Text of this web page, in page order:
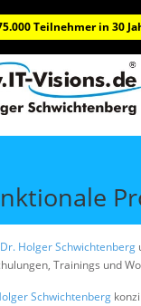
Teilnehmer in 30
Dr. Holger Schwichtenberg
Trainings und
Schwichtenberg